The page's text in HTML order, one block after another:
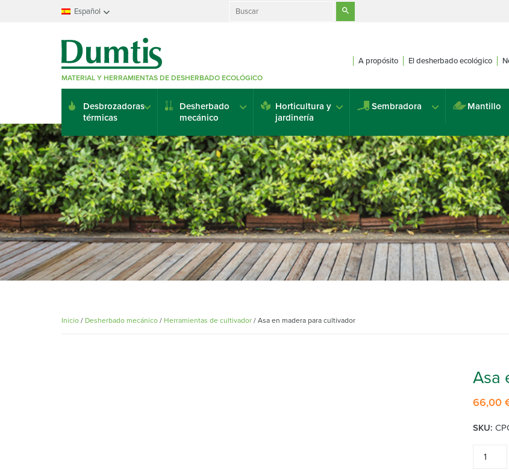
Español
Nederlands
Deutsch
English
Español
Search
MATERIAL Y HERRAMIENTAS DE DESHERBADO ECOLÓGICO
A propósito El desherbado ecológico
Desbrozadoras
térmicas
Desherbado
mecánico
Horticultura y
jardinería
Sembradora Mantillo
Inicio / Desherbado mecánico / Herramientas de cultivador / Asa en madera para cultivador
Asa
66,00
SKU:
Asa